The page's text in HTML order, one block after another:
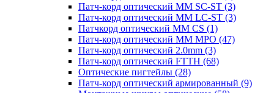
Патч-корд оптический MM SC-ST (3)
Патч-корд оптический MM LC-ST (3)
Патчкорд оптический MM CS (1)
Патч-корд оптический MM MPO (47)
Патч-корд оптический 2.0mm (3)
Патч-корд оптический FTTH (68)
Оптические пигтейлы (28)
Патч-корд оптический армированный (9)